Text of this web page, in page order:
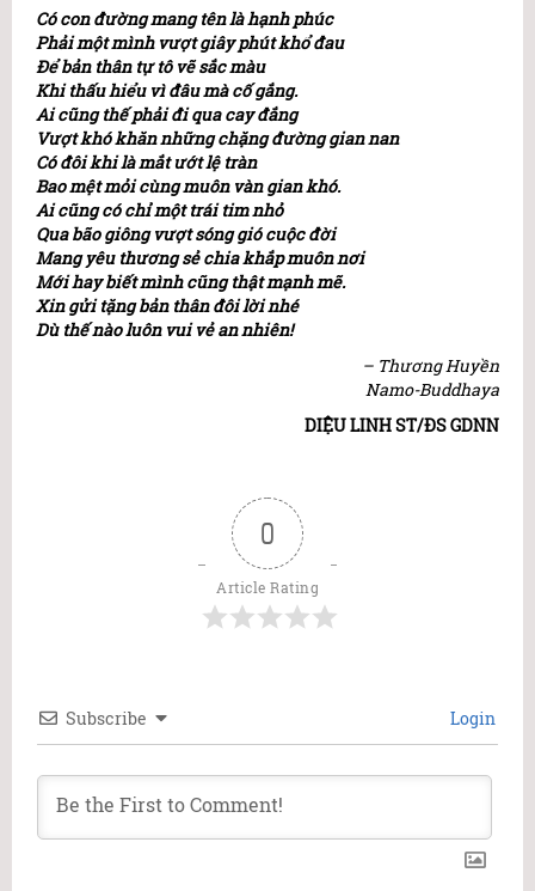
Có con đường mang tên là hạnh phúc
Phải một mình vượt giây phút khổ đau
Để bản thân tự tô vẽ sắc màu
Khi thấu hiểu vì đâu mà cố gắng.
Ai cũng thế phải đi qua cay đắng
Vượt khó khăn những chặng đường gian nan
Có đôi khi là mắt ướt lệ tràn
Bao mệt mỏi cùng muôn vàn gian khó.
Ai cũng có chỉ một trái tim nhỏ
Qua bão giông vượt sóng gió cuộc đời
Mang yêu thương sẻ chia khắp muôn nơi
Mới hay biết mình cũng thật mạnh mẽ.
Xin gửi tặng bản thân đôi lời nhé
Dù thế nào luôn vui vẻ an nhiên!
– Thương Huyền
Namo-Buddhaya
DIỆU LINH ST/ĐS GDNN
0
Article Rating
Subscribe Login